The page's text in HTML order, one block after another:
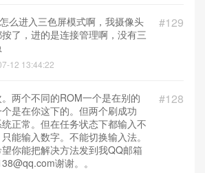
#129
么进入三色屏模式啊，我摄像头
了，进的是连接管理啊，没有三
12 13:44:22
#128
两个不同的ROM一个是在别的
是在你这下的。但两个刷成功
正常。但在任务状态下都输入不
能输入数字。不能切换输入法。
你能把解决方法发到我QQ邮箱
谢谢。。